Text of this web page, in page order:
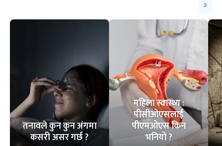
तनावले कुन कुन अंगमा
कसरी असर गर्छ ?
महिला स्वास्थ्य :
पीसीओएसलाई
पीएमओएस किन
भनियो ?